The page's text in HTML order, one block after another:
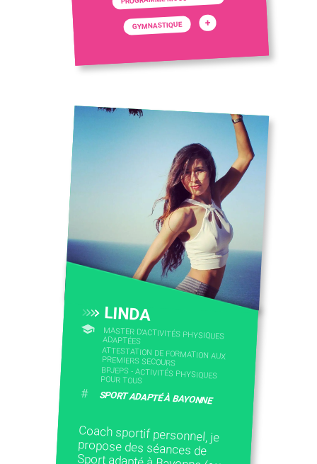
GYMNASTIQUE +
LINDA
MASTER D'ACTIVITÉS PHYSIQUES
ADAPTÉES
ATTESTATION DE FORMATION AUX
PREMIERS SECOURS
BPJEPS - ACTIVITÉS PHYSIQUES
POUR TOUS
# SPORT ADAPTÉ À BAYONNE
Coach sportif personnel, je
propose des séances de
Sport adapté à Bayonne (ou
APA) pour tous les niveaux
avec un suivi personnalisé